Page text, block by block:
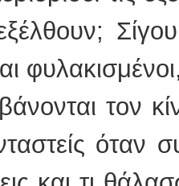
τον
όταν